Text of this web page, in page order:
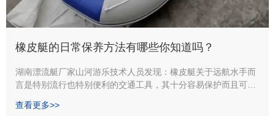
橡皮艇的日常保养方法有哪些你知道吗？
湖南漂流艇厂家山河游乐技术人员发现：橡皮艇关于远航水手而
言是特别流行也特别便利的交通工具，其十分容易保护而且可以
比玻璃纤维质地的小舟更容易保护，它们仍需求护理，以使其可
查看更多>>